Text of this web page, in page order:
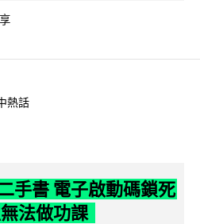
熱話
手書 電子啟動碼鎖死
法做功課